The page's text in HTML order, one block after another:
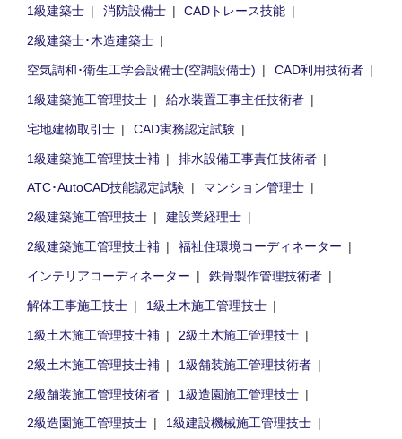
1級建築士
消防設備士
CADトレース技能
2級建築士･木造建築士
空気調和･衛生工学会設備士(空調設備士)
CAD利用技術者
1級建築施工管理技士
給水装置工事主任技術者
宅地建物取引士
CAD実務認定試験
1級建築施工管理技士補
排水設備工事責任技術者
ATC･AutoCAD技能認定試験
マンション管理士
2級建築施工管理技士
建設業経理士
2級建築施工管理技士補
福祉住環境コーディネーター
インテリアコーディネーター
鉄骨製作管理技術者
解体工事施工技士
1級土木施工管理技士
1級土木施工管理技士補
2級土木施工管理技士
2級土木施工管理技士補
1級舗装施工管理技術者
2級舗装施工管理技術者
1級造園施工管理技士
2級造園施工管理技士
1級建設機械施工管理技士